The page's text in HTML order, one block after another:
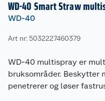
WD-40 Smart Straw
WD-40
Art nr: 5032227460379
WD-40 multispray er
bruksområder. Beskytter
penetrerer og løser